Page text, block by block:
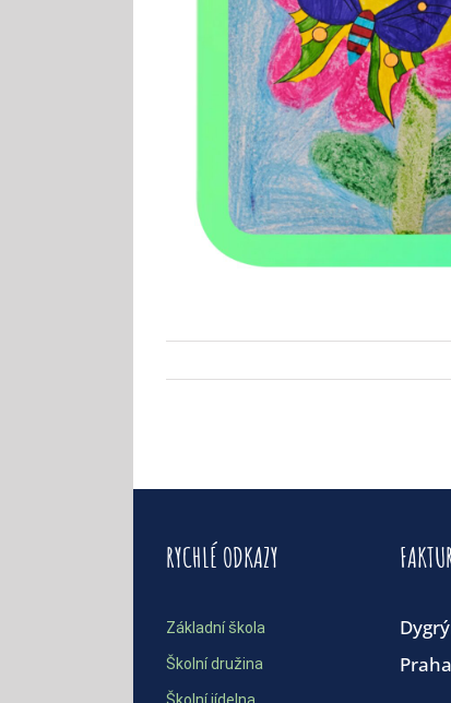
RYCHLÉ ODKAZY
Základní škola
Školní družina